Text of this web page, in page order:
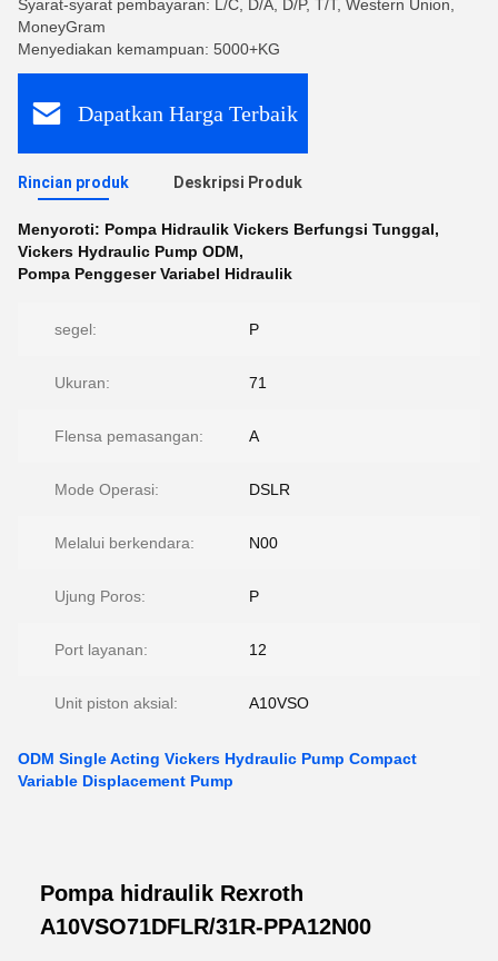
Syarat-syarat pembayaran: L/C, D/A, D/P, T/T, Western Union,
MoneyGram
Menyediakan kemampuan: 5000+KG
Dapatkan Harga Terbaik
Rincian produk Deskripsi Produk
Menyoroti: Pompa Hidraulik Vickers Berfungsi Tunggal,
Vickers Hydraulic Pump ODM,
Pompa Penggeser Variabel Hidraulik
segel: P
Ukuran: 71
Flensa pemasangan: A
Mode Operasi: DSLR
Melalui berkendara: N00
Ujung Poros: P
Port layanan: 12
Unit piston aksial: A10VSO
ODM Single Acting Vickers Hydraulic Pump Compact
Variable Displacement Pump
Pompa hidraulik Rexroth
A10VSO71DFLR/31R-PPA12N00